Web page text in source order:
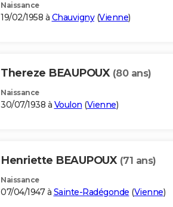
Naissance
19/02/1958 à Chauvigny(Vienne)
Thereze BEAUPOUX (80 ans)
Naissance
30/07/1938 à Voulon (Vienne)
Henriette BEAUPOUX (71 ans)
Naissance
07/04/1947 à Sainte-Radégonde (Vienne)